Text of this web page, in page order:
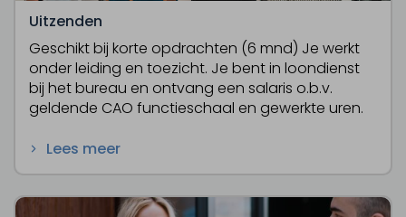
Uitzenden
Geschikt bij korte opdrachten (6 mnd) Je werkt
onder leiding en toezicht. Je bent in loondienst
bij het bureau en ontvang een salaris o.b.v.
geldende CAO functieschaal en gewerkte uren.
Lees meer